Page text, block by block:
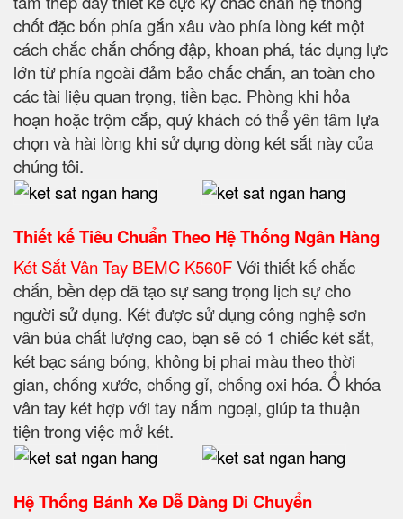
chốt đặc bốn phía gắn xâu vào phía lòng két một
cách chắc chắn chống đập, khoan phá, tác dụng lực
lớn từ phía ngoài đảm bảo chắc chắn, an toàn cho
các tài liệu quan trọng, tiền bạc. Phòng khi hỏa
hoạn hoặc trộm cắp, quý khách có thể yên tâm lựa
chọn và hài lòng khi sử dụng dòng két sắt này của
chúng tôi.
Thiết kế Tiêu Chuẩn Theo Hệ Thống Ngân Hàng
Két Sắt Vân Tay BEMC K560FVới thiết kế chắc
chắn, bền đẹp đã tạo sự sang trọng lịch sự cho
người sử dụng. Két được sử dụng công nghệ sơn
vân búa chất lượng cao, bạn sẽ có 1 chiếc két sắt,
két bạc sáng bóng, không bị phai màu theo thời
gian, chống xước, chống gỉ, chống oxi hóa. Ổ khóa
vân tay két hợp với tay nắm ngoại, giúp ta thuận
tiện trong việc mở két.
Hệ Thống Bánh Xe Dễ Dàng Di Chuyển